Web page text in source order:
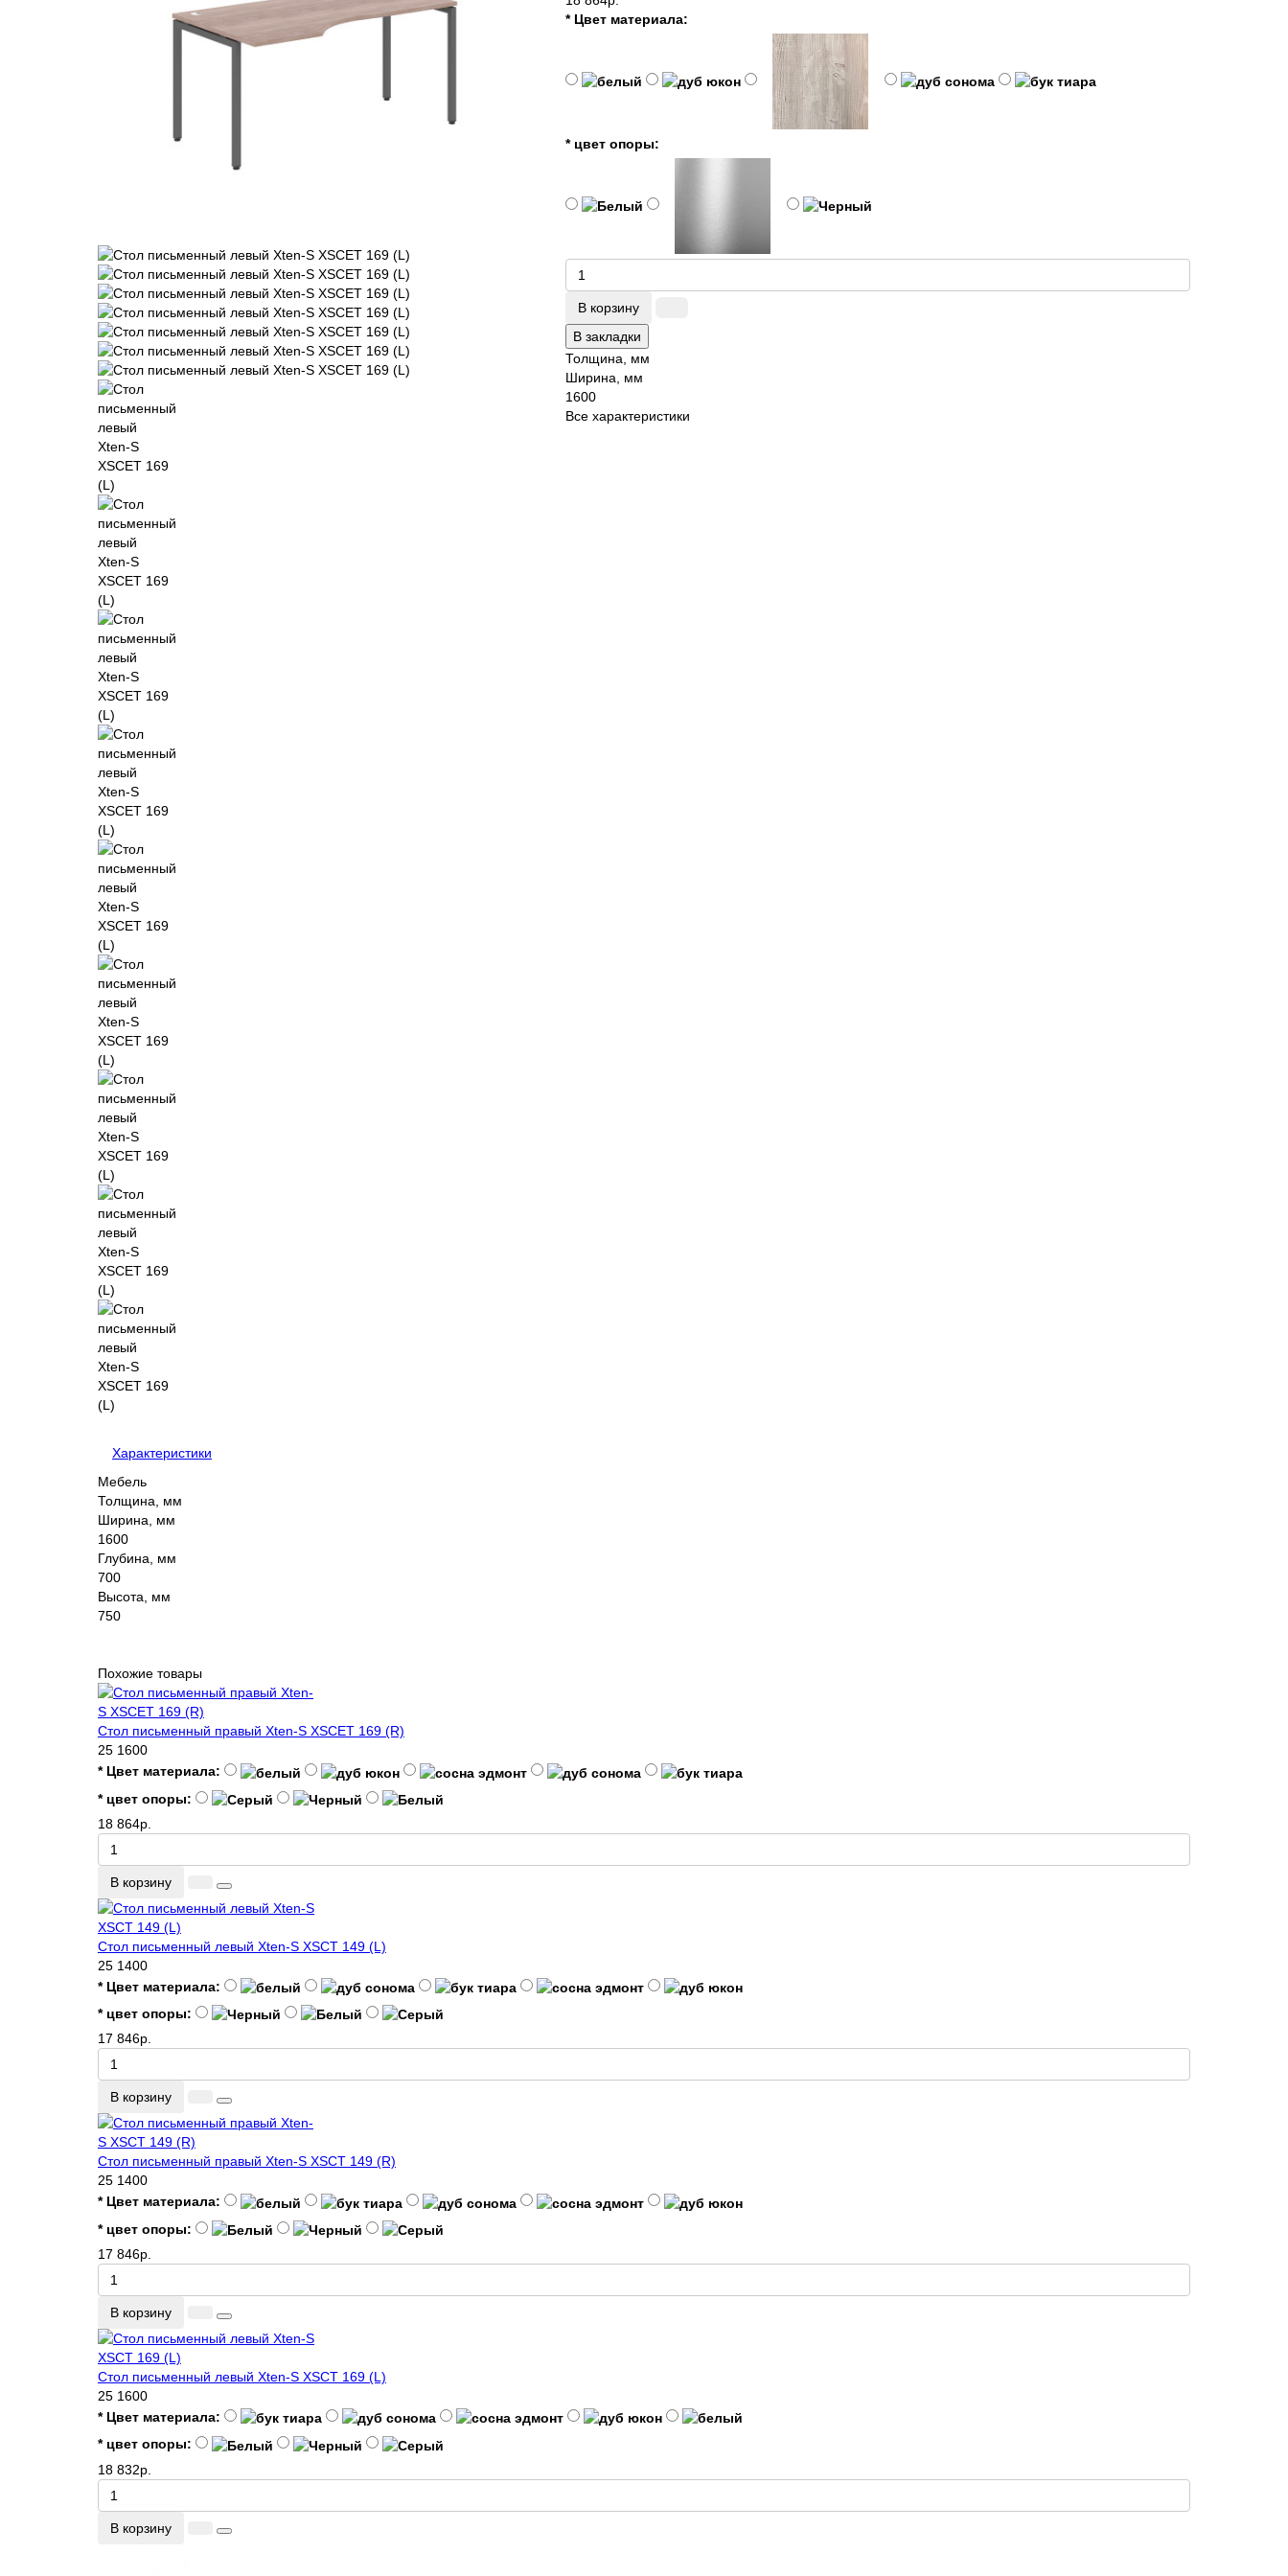
* Цвет материала:
* цвет опоры:
В корзину
В закладки
Толщина, мм
Ширина, мм
1600
Все характеристики
Характеристики
Мебель
Толщина, мм
Ширина, мм
1600
Глубина, мм
700
Высота, мм
750
Похожие товары
Стол письменный правый Xten-S XSCET 169 (R)
25 1600
* Цвет материала:
* цвет опоры:
18 864р.
В корзину
Стол письменный левый Xten-S XSCT 149 (L)
25 1400
* Цвет материала:
* цвет опоры:
17 846р.
В корзину
Стол письменный правый Xten-S XSCT 149 (R)
25 1400
* Цвет материала:
* цвет опоры:
17 846р.
В корзину
Стол письменный левый Xten-S XSCT 169 (L)
25 1600
* Цвет материала:
* цвет опоры:
18 832р.
В корзину